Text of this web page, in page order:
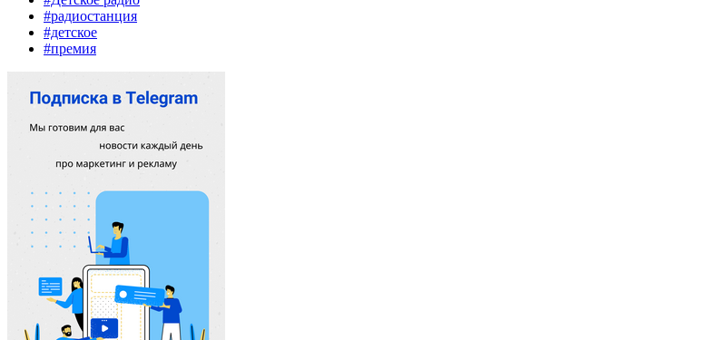
#радиостанция
#детское
#премия